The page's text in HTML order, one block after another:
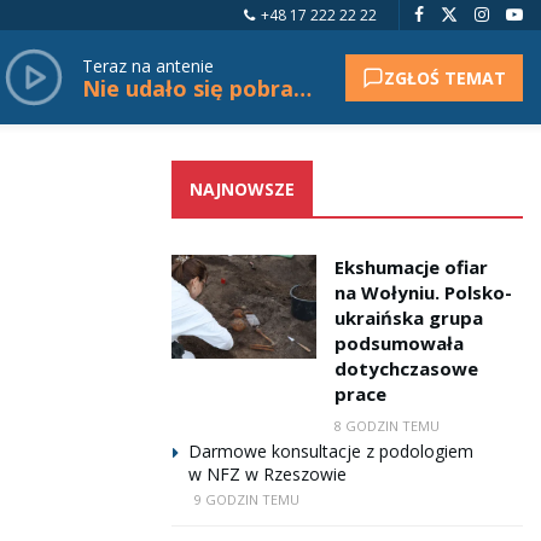
+48 17 222 22 22
Teraz na antenie
Nie udało się pobrać tytułu. ZGŁOŚ TEMAT
NAJNOWSZE
Ekshumacje ofiar
na Wołyniu. Polsko-
ukraińska grupa
podsumowała
dotychczasowe
prace
8 GODZIN TEMU
Darmowe konsultacje z podologiem
w NFZ w Rzeszowie
9 GODZIN TEMU